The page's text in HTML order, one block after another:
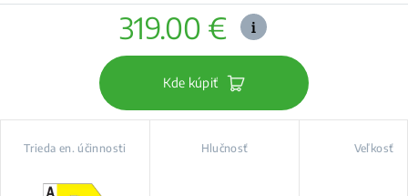
319.00 €
Kde kúpiť
Trieda en. účinnosti Hlučnosť Veľkosť